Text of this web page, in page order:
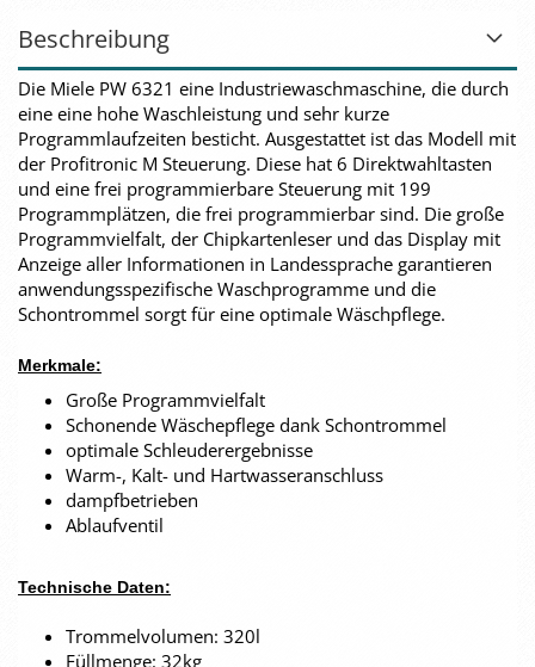
Beschreibung
Die Miele PW 6321 eine Industriewaschmaschine, die durch
eine eine hohe Waschleistung und sehr kurze
Programmlaufzeiten besticht. Ausgestattet ist das Modell mit
der Profitronic M Steuerung. Diese hat 6 Direktwahltasten
und eine frei programmierbare Steuerung mit 199
Programmplätzen, die frei programmierbar sind. Die große
Programmvielfalt, der Chipkartenleser und das Display mit
Anzeige aller Informationen in Landessprache garantieren
anwendungsspezifische Waschprogramme und die
Schontrommel sorgt für eine optimale Wäschpflege.
Merkmale:
Große Programmvielfalt
Schonende Wäschepflege dank Schontrommel
optimale Schleuderergebnisse
Warm-, Kalt- und Hartwasseranschluss
dampfbetrieben
Ablaufventil
Technische Daten:
Trommelvolumen: 320l
Füllmenge: 32kg